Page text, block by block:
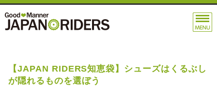
【JAPAN RIDERS知恵袋】シューズはくるぶし
が隠れるものを選ぼう